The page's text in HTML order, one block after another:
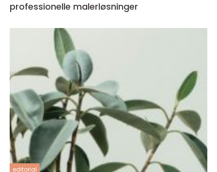
professionelle malerløsninger
editorial